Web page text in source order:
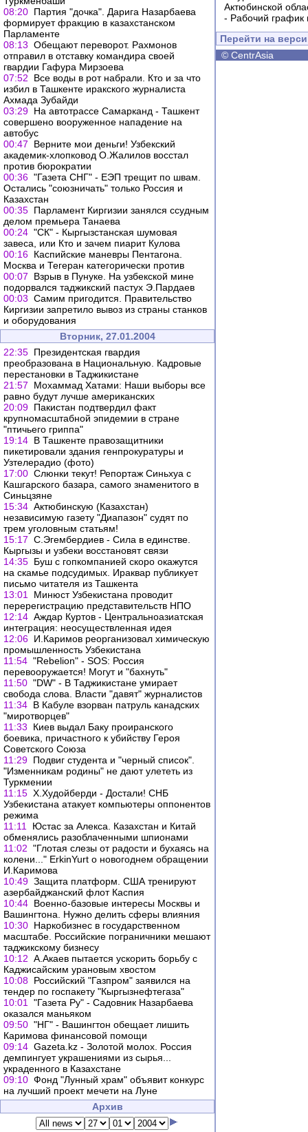
08:20 Партия "дочка". Дарига Назарбаева
формирует фракцию в казахстанском
Парламенте
08:13 Обещают переворот. Рахмонов
отправил в отставку командира своей
гвардии Гафура Мирзоева
07:52
Все воды в рот набрали. Кто и за что
избил в Ташкенте иракского журналиста
Ахмада Зубайди
03:29 На автотрассе Самарканд - Ташкент
совершено вооруженное нападение на
автобус
00:47
Верните мои деньги! Узбекский
академик-хлопковод О.Жалилов восстал
против бюрократии
00:36 "Газета СНГ" - ЕЭП трещит по швам.
Остались "союзничать" только Россия и
Казахстан
00:35 Парламент Киргизии занялся ссудным
делом премьера Танаева
00:24 "СК" - Кыргызстанская шумовая
завеса, или Кто и зачем пиарит Кулова
00:16 Каспийские маневры Пентагона.
Москва и Тегеран категорически против
00:07
Взрыв в Пунуке. На узбекской мине
подорвался таджикский пастух Э.Пардаев
00:03 Самим пригодится. Правительство
Киргизии запретило вывоз из страны станков
и оборудования
Вторник, 27.01.2004
22:35 Президентская гвардия
преобразована в Национальную. Кадровые
перестановки в Таджикистане
21:57
Мохаммад Хатами: Наши выборы все
равно будут лучше американских
20:09 Пакистан подтвердил факт
крупномасштабной эпидемии в стране
"птичьего гриппа"
19:14 В Ташкенте правозащитники
пикетировали здания генпрокуратуры и
Узтелерадио (фото)
17:00 Слюнки текут! Репортаж Синьхуа с
Кашгарского базара, самого знаменитого в
Синьцзяне
15:34 Актюбинскую (Казахстан)
независимую газету "Диапазон" судят по
трем уголовным статьям!
15:17 С.Эгембердиев - Сила в единстве.
Кыргызы и узбеки восстановят связи
14:35 Буш с гопкомпанией скоро окажутся
на скамье подсудимых. Ираквар публикует
письмо читателя из Ташкента
13:01
Минюст Узбекистана проводит
перерегистрацию представительств НПО
12:14 Аждар Куртов - Центральноазиатская
интеграция: неосуществленная идея
12:06 И.Каримов реорганизовал химическую
промышленность Узбекистана
11:54 "Rebelion" - SOS: Россия
перевооружается! Могут и "бахнуть"
11:50 "DW" - В Таджикистане умирает
свобода слова. Власти "давят" журналистов
11:34 В Кабуле взорван патруль канадских
"миротворцев"
11:33
Киев выдал Баку проиранского
боевика, причастного к убийству Героя
Советского Союза
11:29 Подвиг студента и "черный список".
"Изменникам родины" не дают улететь из
Туркмении
11:15 Х.Худойберди - Достали! СНБ
Узбекистана атакует компьютеры оппонентов
режима
11:11
Юстас за Алекса. Казахстан и Китай
обменялись разоблаченными шпионами
11:02 "Глотая слезы от радости и бухаясь на
колени..." ErkinYurt о новогоднем обращении
И.Каримова
10:49 Защита платформ. США тренируют
азербайджанский флот Каспия
10:44 Военно-базовые интересы Москвы и
Вашингтона. Нужно делить сферы влияния
10:30 Наркобизнес в государственном
масштабе. Российские пограничники мешают
таджикскому бизнесу
10:12 А.Акаев пытается ускорить борьбу с
Каджисайским урановым хвостом
10:08 Российский "Газпром" заявился на
тендер по госпакету "Кыргызнефтегаза"
10:01
"Газета Ру" - Садовник Назарбаева
оказался маньяком
09:50 "НГ" - Вашингтон обещает лишить
Каримова финансовой помощи
09:14 Gazeta.kz - Золотой молох. Россия
демпингует украшениями из сырья...
украденного в Казахстане
09:10 Фонд "Лунный храм" объявит конкурс
на лучший проект мечети на Луне
Архив
Актюбинской
- Рабочий график
Перейти на
© CentrAsia